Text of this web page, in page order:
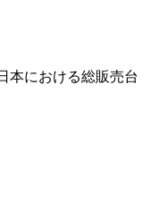
本における総販売台